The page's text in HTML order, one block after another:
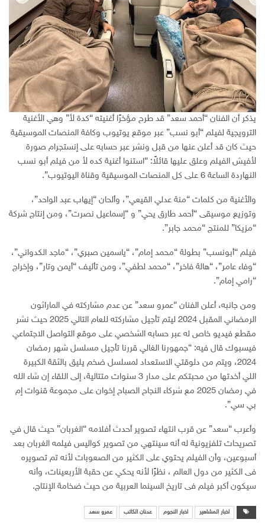
يذكر أن الفنان “أحمد سعد” قد طرح مؤخرًا أغنيته “كدة لأ” وهي الأغنية
الترويجية لفيلم “أبو نسب” عبر موقع يوتيوب وكافة المنصات الموسيقية
حيث كان قد أعلن عنها من قبل ونشر عبر حسابه على إنستجرام صورة
لأفيش الفيلم وعلق عليها قائلاً: “استنوا أغنية كده لأ من فيلم أبو نسب
النهاردة الساعة 6 على كل المنصات الموسيقية وقناة اليوتيوب”.
والأغنية من كلمات “منة عدلي القيعي”، وألحان “إيهاب عبد الواحد”،
وتوزيع موسيقى “أحمد طارق يحي” و “إسماعيل نصرت”، ومن إنتاج شركة
“مزيكا” للمنتج “محمد جابر”.
فيلم “أبونسب” بطولة “محمد إمام”، “ياسمين صبري”، “ماجد الكدواني”،
“وفاء عامر”، “هالة فاخر”، “محمد لطفي”، ومن تأليف “أيمن وتار”، وإخراج
“رامي إمام”.
ومن جانبه، أعلن الفنان “عمرو سعد” عن عدم مشاركته في الماراثون
الرمضاني المقبل 2024 ليتم تأجيل مشاركته للعام التالي 2025 حيث نشر
مقطع فيديو خاص له عبر حسابه الشخصي على موقع التواصل الاجتماعي
فيسبوك قال فيه: “جمهورنا الغالي قررنا تأجيل مسلسل شهر رمضان
2024، ويتم من دلوقتي الاستعداد لمسلسل ضخم يليق بالثقة الكبيرة
اللي أخدتها من محبتكم على مدار 3 سنوات متتالية، إلى اللقاء إن شاء الله
في رمضان 2025 مع شركاء النجاح الصباح إخوان على مجموعة قنوات إم
بي سي”.
وأعرب “سعد” عن قرب انتهاء تصوير أحدث أفلامه “الغربان” حيث قال في
تصريحات تلفزيونية له أنه سينتهي من تصوير كواليس فيلمه الغربان بعد
أسبوعين، وأن الفيلم يحتوي على الكثير من الصعوبات لأنه تم تصويره
فى الكثير من دول العالم ، نظرًا لأنه يحكي عن حقبة الأربعينات، وأنه
سيكون أكبر فيلم فى تاريخ السينما العربية من حيث ضخامة الإنتاج.
اخبار المشاهير اخبار النجوم عدنان الكاتب عمرو سعد